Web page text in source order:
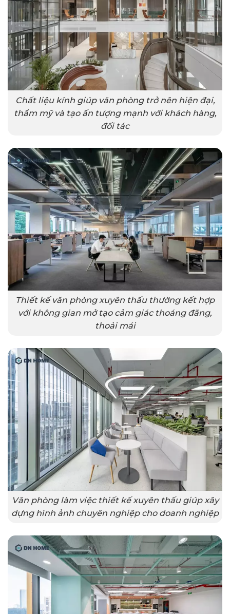
Chất liệu kính giúp văn phòng trở nên hiện đại,
thẩm mỹ và tạo ấn tượng mạnh với khách hàng,
đối tác
Thiết kế văn phòng xuyên thấu thường kết hợp
với không gian mở tạo cảm giác thoáng đãng,
thoải mái
Văn phòng làm việc thiết kế xuyên thấu giúp xây
dựng hình ảnh chuyên nghiệp cho doanh nghiệp